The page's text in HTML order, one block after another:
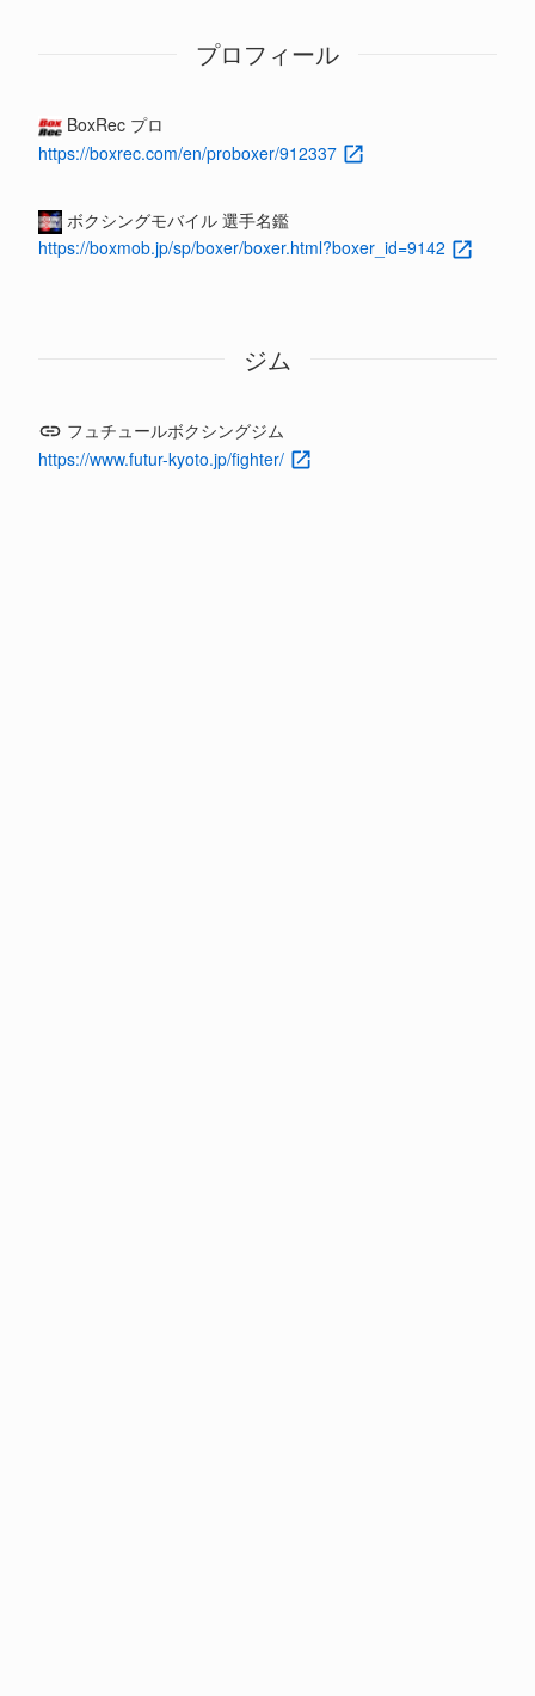
プロフィール
BoxRec プロ
https://boxrec.com/en/proboxer/912337
ボクシングモバイル 選手名鑑
https://boxmob.jp/sp/boxer/boxer.html?boxer_id=9142
ジム
フュチュールボクシングジム
https://www.futur-kyoto.jp/fighter/